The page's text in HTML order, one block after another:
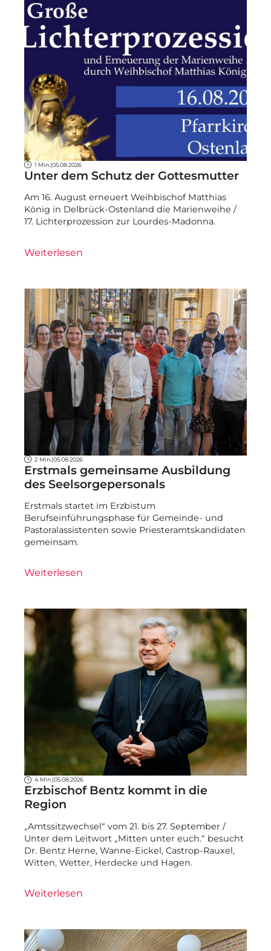
1 Min. |05.08.2026
Unter dem Schutz der Gottesmutter
Am 16. August erneuert Weihbischof Matthias
König in Delbrück-Ostenland die Marienweihe /
17. Lichterprozession zur Lourdes-Madonna.
Weiterlesen
2 Min. |05.08.2026
Erstmals gemeinsame Ausbildung
des Seelsorgepersonals
Erstmals startet im Erzbistum
Berufseinführungsphase für Gemeinde- und
Pastoralassistenten sowie Priesteramtskandidaten
gemeinsam.
Weiterlesen
4 Min.|05.08.2026
Erzbischof Bentz kommt in die
Region
„Amtssitzwechsel“ vom 21. bis 27. September /
Unter dem Leitwort „Mitten unter euch.“ besucht
Dr. Bentz Herne, Wanne-Eickel, Castrop-Rauxel,
Witten, Wetter, Herdecke und Hagen.
Weiterlesen